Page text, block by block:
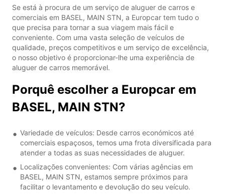
Se está à procura de um serviço de aluguer de carros e
comerciais em BASEL, MAIN STN, a Europcar tem tudo o
que precisa para tornar a sua viagem mais fácil e
conveniente. Com uma vasta seleção de veículos de
qualidade, preços competitivos e um serviço de excelência,
o nosso objetivo é proporcionar-lhe uma experiência de
aluguer de carros memorável.
Porquê escolher a Europcar em
BASEL, MAIN STN?
Variedade de veículos: Desde carros económicos até
comerciais espaçosos, temos uma frota diversificada para
atender a todas as suas necessidades de aluguer.
Localizações convenientes: Com várias agências em
BASEL, MAIN STN, estamos sempre próximos para
facilitar o levantamento e devolução do seu veículo.